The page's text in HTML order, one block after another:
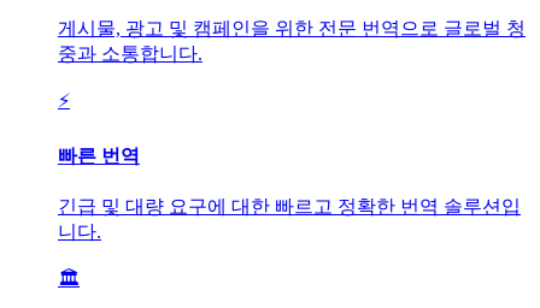
게시물, 광고 및 캠페인을 위한 전문 번역으로 글로벌 청
중과 소통합니다.
⚡
빠른 번역
긴급 및 대량 요구에 대한 빠르고 정확한 번역 솔루션입
니다.
🏛️